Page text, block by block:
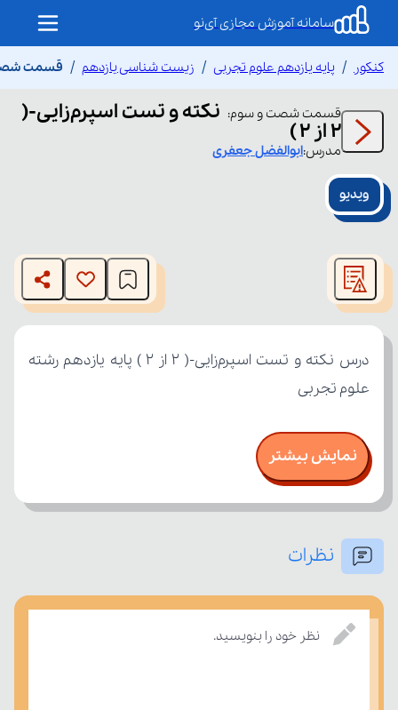
سامانه آموزش مجازی آی‌نو
کنکور پایه یازدهم علوم تجربی زیست شناسی یازدهم قسمت شصت و
قسمت شصت و سوم: نکته و تست اسپرم‌زایی-(
2 از 2 )
مدرس:ابوالفضلجعفری
ویدیو
modal
window.
The media could not be loaded, either because the server
or network failed or because the format is not supported.
علوم تجربی
نمایش بیشتر
نظرات
نظر خود را بنویسید.